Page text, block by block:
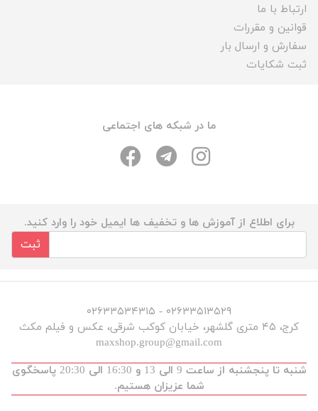
ارتباط با ما
قوانین و مقررات
سفارش و ارسال بار
ثبت شکایات
ما در شبکه های اجتماعی
برای اطلاع از آموزش ها و تخفیف ها ایمیل خود را وارد کنید.
ثبت
۰۲۶۳۳۵۱۳۵۲۹ - ۰۲۶۳۳۵۳۴۳۱۵
کرج، ۴۵ متری گلشهر، خیابان کوکب شرقی، عکس و فیلم مکث
maxshop.group@gmail.com
شنبه تا پنجشنبه از ساعت 9 الی 13 و 16:30 الی 20:30 پاسخگوی
شما عزیزان هستیم.